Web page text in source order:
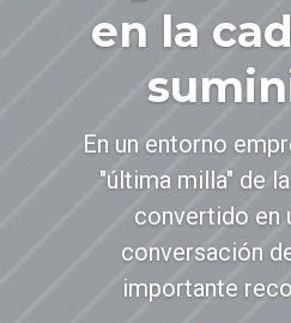
en la
En un entorno
"última milla" de
convertido en
conversación
importante